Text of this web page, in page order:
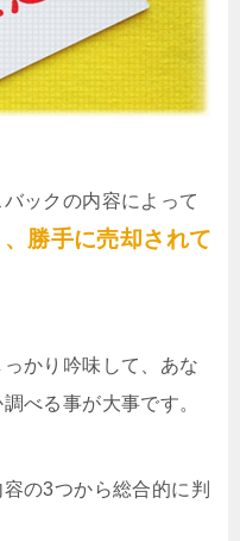
ックの内容によって
勝手に売却されて
かり吟味して、あな
べる事が大事です。
の3つから総合的に判